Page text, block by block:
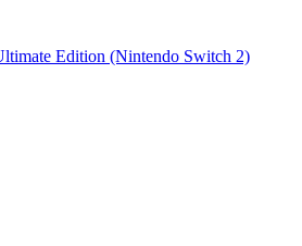
Edition (Nintendo Switch 2)